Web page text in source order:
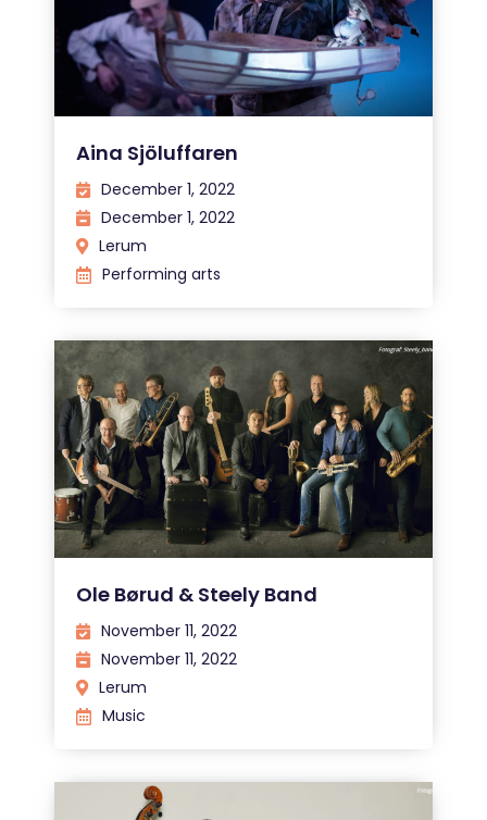
Aina Sjöluffaren
December 1, 2022
December 1, 2022
Lerum
Performing arts
Ole Børud & Steely Band
November 11, 2022
November 11, 2022
Lerum
Music